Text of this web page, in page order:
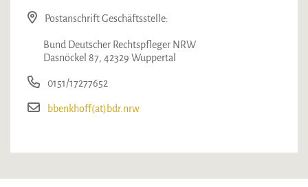
Postanschrift Geschäftsstelle:
Bund Deutscher Rechtspfleger NRW
Dasnöckel 87, 42329 Wuppertal
0151/17277652
bbenkhoff(at)bdr.nrw